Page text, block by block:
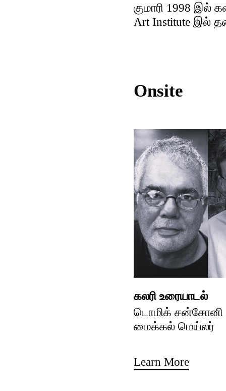
குமாரி 1998 இல்
Art Institute இல்
Onsite
கலரி உரையாடல்
டொமிக் சன்சோனி
மைக்கல் மெய்லர்
Learn More